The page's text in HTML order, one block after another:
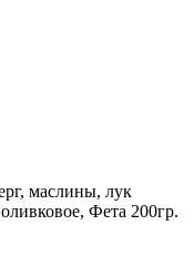
маслины, лук
Фета 200гр.